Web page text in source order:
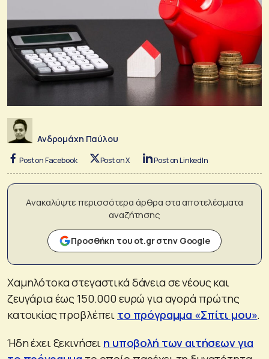
Ανδρομάχη Παύλου
Post on Facebook Post on X Post on LinkedIn
Ανακαλύψτε περισσότερα άρθρα στα αποτελέσματα
αναζήτησης
Προσθήκη του ot.gr στην Google
Χαμηλότοκα στεγαστικά δάνεια σε νέους και
ζευγάρια έως 150.000 ευρώ για αγορά πρώτης
κατοικίας προβλέπει το πρόγραμμα «Σπίτι μου».
Ήδη έχει ξεκινήσει η υποβολή των αιτήσεων για